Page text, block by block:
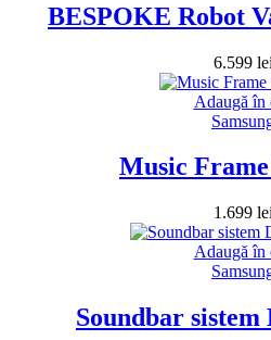
BESPOKE Robot
6.599 lei
Adaugă în
Music
1.699 lei
Adaugă în
Soundbar sistem